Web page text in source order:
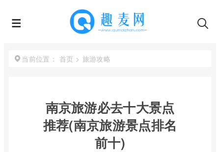
当前位置： 首页 > 旅游攻略
南京旅游必去十大景点
推荐(南京旅游景点排名
前十)